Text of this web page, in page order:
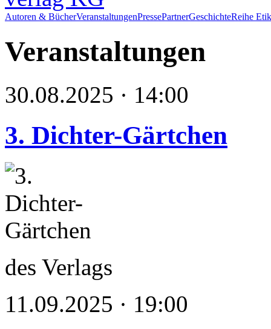
Autoren & BücherVeranstaltungenPressePartnerGeschichteReihe
Veranstaltungen
30.08.2025 · 14:00
3. Dichter-Gärtchen
des Verlags
11.09.2025 · 19:00